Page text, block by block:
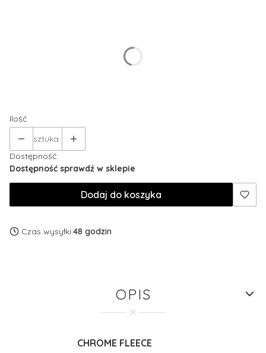
Ilość
sztuka
Dostępność:
Dostępność sprawdź w sklepie
Dodaj do koszyka
Czas wysyłki:48 godzin
OPIS
CHROME FLEECE